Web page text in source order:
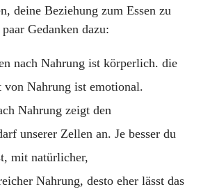
deine Beziehung zum Essen zu
Gedanken dazu:
nach Nahrung ist körperlich. die
von Nahrung ist emotional.
Nahrung zeigt den
unserer Zellen an. Je besser du
mit natürlicher,
Nahrung, desto eher lässt das